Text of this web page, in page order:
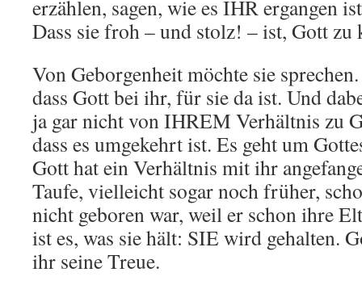
erzählen, sagen, wie es IHR ergangen
Dass sie froh – und stolz! – ist, Gott zu
Von Geborgenheit möchte sie
dass Gott bei ihr, für sie da ist. Und
ja gar nicht von IHREM Verhältnis zu
dass es umgekehrt ist. Es geht um
Gott hat ein Verhältnis mit ihr
Taufe, vielleicht sogar noch früher,
nicht geboren war, weil er schon ihre
ist es, was sie hält: SIE wird gehalten.
ihr seine Treue.